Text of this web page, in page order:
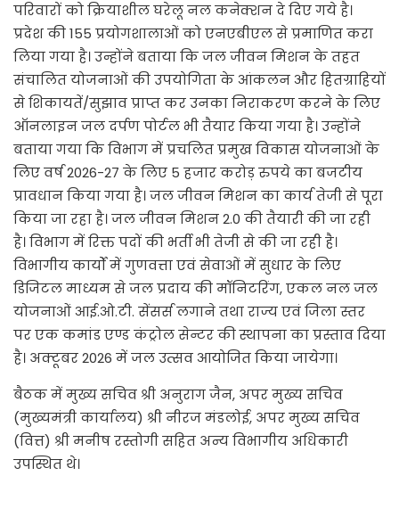
परिवारों को क्रियाशील घरेलू नल कनेक्शन दे दिए गये है।
प्रदेश की 155 प्रयोगशालाओं को एनएबीएल से प्रमाणित करा
लिया गया है। उन्होंने बताया कि जल जीवन मिशन के तहत
संचालित योजनाओं की उपयोगिता के आंकलन और हितग्राहियों
से शिकायतें/सुझाव प्राप्त कर उनका निराकरण करने के लिए
ऑनलाइन जल दर्पण पोर्टल भी तैयार किया गया है। उन्होंने
बताया गया कि विभाग में प्रचलित प्रमुख विकास योजनाओं के
लिए वर्ष 2026-27 के लिए 5 हजार करोड़ रुपये का बजटीय
प्रावधान किया गया है। जल जीवन मिशन का कार्य तेजी से पूरा
किया जा रहा है। जल जीवन मिशन 2.0 की तैयारी की जा रही
है। विभाग में रिक्त पदों की भर्ती भी तेजी से की जा रही है।
विभागीय कार्यों में गुणवत्ता एवं सेवाओं में सुधार के लिए
डिजिटल माध्यम से जल प्रदाय की मॉनिटरिंग, एकल नल जल
योजनाओं आई.ओ.टी. सेंसर्स लगाने तथा राज्य एवं जिला स्तर
पर एक कमांड एण्ड कंट्रोल सेन्टर की स्थापना का प्रस्ताव दिया
है। अक्टूबर 2026 में जल उत्सव आयोजित किया जायेगा।
बैठक में मुख्य सचिव श्री अनुराग जैन, अपर मुख्य सचिव
(मुख्यमंत्री कार्यालय) श्री नीरज मंडलोई, अपर मुख्य सचिव
(वित्त) श्री मनीष रस्तोगी सहित अन्य विभागीय अधिकारी
उपस्थित थे।